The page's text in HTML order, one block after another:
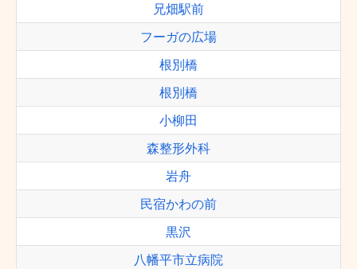
兄畑駅前
フーガの広場
根別橋
根別橋
小柳田
森整形外科
岩舟
民宿かわの前
黒沢
八幡平市立病院